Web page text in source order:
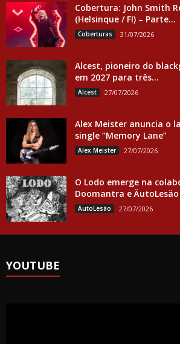
Cobertura: John Smith
(Helsinque / FI) – Parte...
Coberturas 31/07/2026
Alcest, pioneiro do
em 2027 para três...
Alcest 27/07/2026
Alex Meister anuncia o
single “Memory Lane”
Alex Meister 27/07/2026
O Lodo emerge na
Doomantra e ÄutoLesäo
ÄutoLesäo 27/07/2026
YOUTUBE